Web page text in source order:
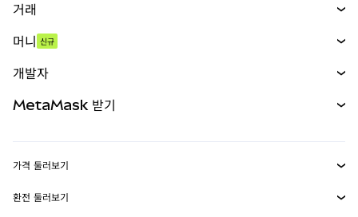
거래
무기한 선물
실물자산
머니 신규
개발자
MetaMask Connect
MetaMask 받기
가격 둘러보기
이더리움 가격
환전 둘러보기